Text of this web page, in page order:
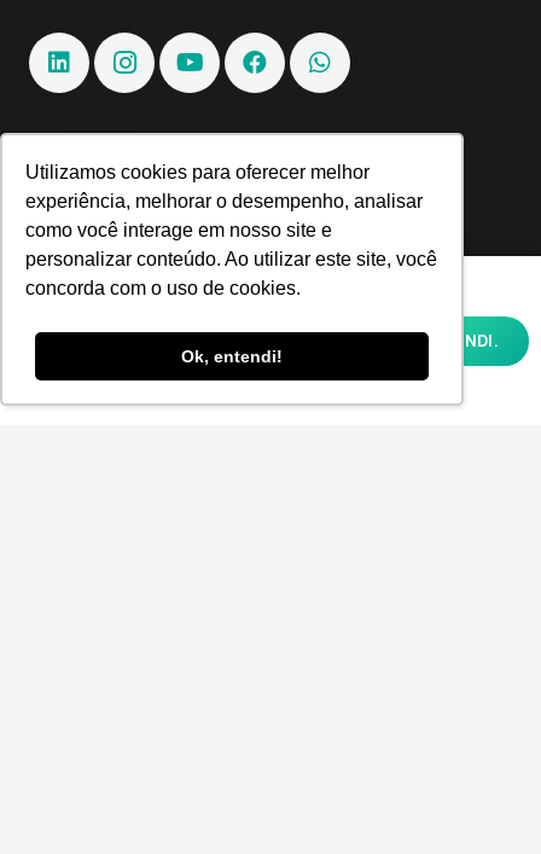
Utilizamos cookies para oferecer melhor
experiência, melhorar o desempenho, analisar
como você interage em nosso site e
personalizar conteúdo. Ao utilizar este site, você
concorda com o uso de cookies.
Ok, entendi!
Fique por dentro!
Inscreva-se e fique por dentro de todas as
tendências e inovações.
Aceito receber a Newsletter.
Utilizamos cookies para oferecer melhor
analisar como você interage em nosso site
e personalizar conteúdo. Ao utilizar este
site, você concorda com o uso de cookies e
nossaPOLÍTICA DE PRIVACIDADE E COOKIES
OK, ENTENDI.